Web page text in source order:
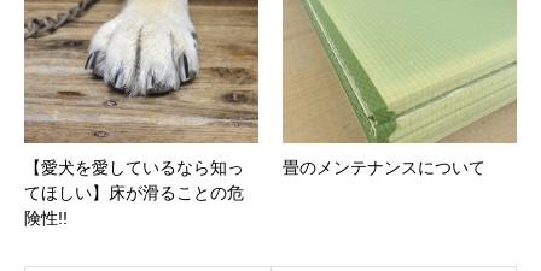
【愛犬を愛しているなら知っ
てほしい】床が滑ることの危
険性!!
畳のメンテナンスについて